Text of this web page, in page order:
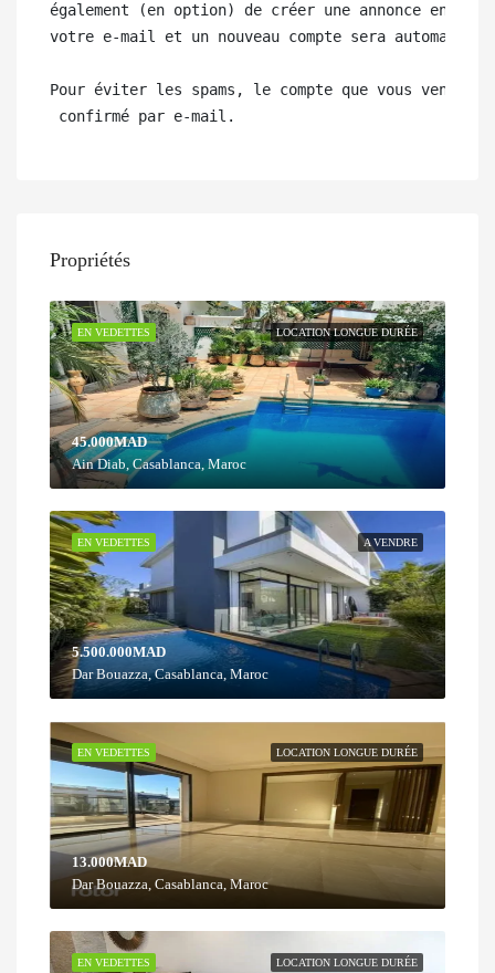
également (en option) de créer une annonce en
votre e-mail et un nouveau compte sera
Pour éviter les spams, le compte que vous venez
confirmé par e-mail.
Propriétés
LOCATION LONGUE DURÉE
EN VEDETTES
45.000MAD
Ain Diab, Casablanca, Maroc
A VENDRE
EN VEDETTES
5.500.000MAD
Dar Bouazza, Casablanca, Maroc
LOCATION LONGUE DURÉE
EN VEDETTES
13.000MAD
Dar Bouazza, Casablanca, Maroc
LOCATION LONGUE DURÉE
EN VEDETTES